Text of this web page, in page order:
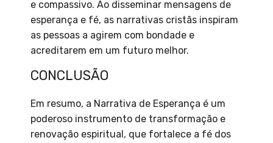
e compassivo. Ao disseminar mensagens de
esperança e fé, as narrativas cristãs inspiram
as pessoas a agirem com bondade e
acreditarem em um futuro melhor.
CONCLUSÃO
Em resumo, a Narrativa de Esperança é um
poderoso instrumento de transformação e
renovação espiritual, que fortalece a fé dos